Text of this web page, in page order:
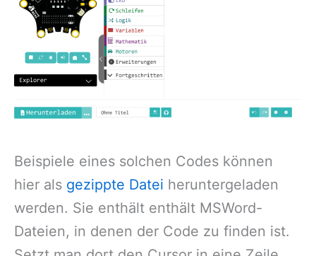
Beispiele eines solchen Codes können
hier als gezippte Datei heruntergeladen
werden. Sie enthält enthält MSWord-
Dateien, in denen der Code zu finden ist.